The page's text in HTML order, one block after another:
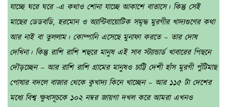
যাচ্ছে ঘরে ঘরে -এ কথাও শোনা যাচ্ছে আকাশে বাতাসে। কিন্তু সেই
মাছের ডেডবডি, হরমোন ও অ্যান্টিবায়োটিক সমৃদ্ধ মুরগীর খাদ্যগুণের কথা
আর নাই বা তুললাম। কোম্পানি এসেছে মুনাফা করতে – তার দোষ
দেখিনা। কিন্তু রাশি রাশি শহুরে মানুষ এই সাব স্ট্যান্ডার্ড খাবারের পিছনে
দৌড়চ্ছেন – আর রাশি রাশি গ্রামের মানুষও চাট্টি দেশী হাঁস মুরগী পুঁটিমাছ
পোষার বদলে বাজার থেকে কুখাদ্য কিনে খাচ্ছেন – আর ১১৫ টা দেশের
মধ্যে বিশ্ব ক্ষুধাসূচকে ১০২ নম্বর জায়গা দখল করে আমরা এখনও